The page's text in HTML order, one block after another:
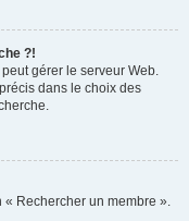
?!
gérer le serveur Web.
dans le choix des
Rechercher un membre ».